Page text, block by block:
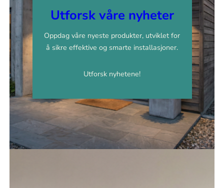
Utforsk våre nyheter
Oppdag våre nyeste produkter, utviklet for
å sikre effektive og smarte installasjoner.
Utforsk nyhetene!